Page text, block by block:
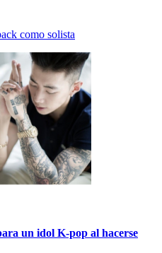
como solista
un idol K-pop al hacerse